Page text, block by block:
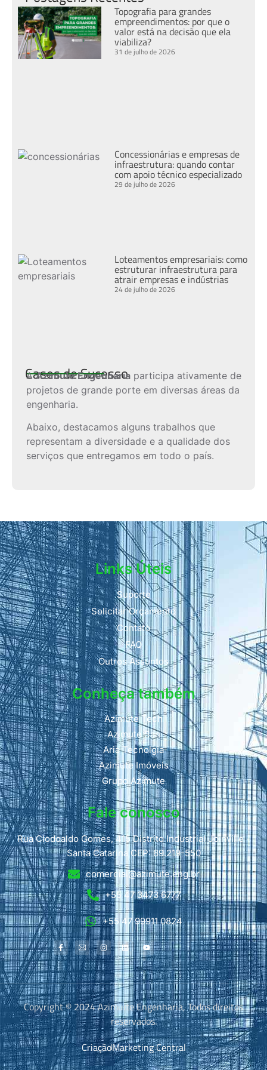
Topografia para grandes
empreendimentos: por que o
valor está na decisão que ela
viabiliza?
31 de julho de 2026
Concessionárias e empresas de
infraestrutura: quando contar
com apoio técnico especializado
29 de julho de 2026
Loteamentos empresariais: como
estruturar infraestrutura para
atrair empresas e indústrias
24 de julho de 2026
Cases de Sucesso
AAzimute Engenharia participa ativamente de
projetos de grande porte em diversas áreas da
engenharia.
Abaixo, destacamos alguns trabalhos que
representam a diversidade e a qualidade dos
serviços que entregamos em todo o país.
Links Úteis
Suporte
Solicitar Orçamento
Contato
FAQ
Outros Assuntos
Conheça também
Azimute Tech
Azimute San
Aria Tecnolgia
Azimute Imóveis
Grupo Azimute
Fale conosco
Rua Clodoaldo Gomes, 415 Distrito Industrial Joinville -
Santa Catarina CEP: 89.219-550
comercial@azimute.eng.br
+55 47 3473 6777
+55 47 99911 0824
Copyright © 2024 Azimuite Engenharia, Todos direitos
reservados.
CriaçãoMarketing Central